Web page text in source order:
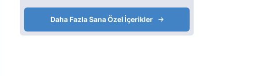
Daha Fazla Sana Özel İçerikler